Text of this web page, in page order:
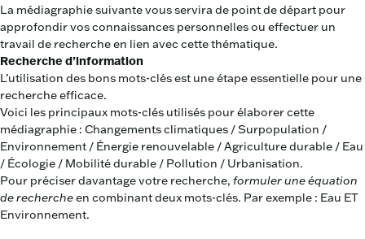
La médiagraphie suivante vous servira de point de départ pour
approfondir vos connaissances personnelles ou effectuer un
travail de recherche en lien avec cette thématique.
Recherche d’information
L’utilisation des bons mots-clés est une étape essentielle pour une
recherche efficace.
Voici les principaux mots-clés utilisés pour élaborer cette
médiagraphie : Changements climatiques / Surpopulation /
Environnement / Énergie renouvelable / Agriculture durable / Eau
/ Écologie / Mobilité durable / Pollution / Urbanisation.
Pour préciser davantage votre recherche, formuler une équation
de rechercheen combinant deux mots-clés. Par exemple : Eau ET
Environnement.